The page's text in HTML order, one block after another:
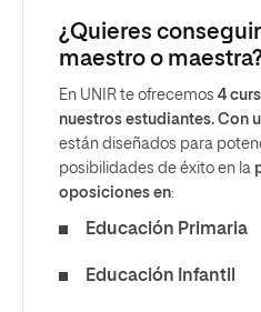
¿Quieres
maestro o
En UNIR te ofrecemos 4
nuestros estudiantes. Con
están diseñados para
posibilidades de éxito en la
oposiciones en:
Educación Primaria
Educación Infantil